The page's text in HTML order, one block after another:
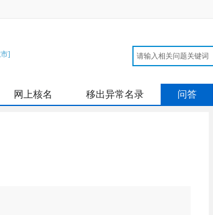
]
网上核名 移出异常名录 问答